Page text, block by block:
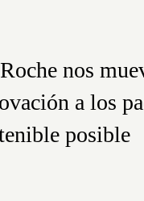
nos
a los
posible